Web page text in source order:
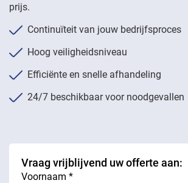
prijs.
Continuïteit van jouw bedrijfsproces
Hoog veiligheidsniveau
Efficiënte en snelle afhandeling
24/7 beschikbaar voor noodgevallen
Vraag vrijblijvend uw offerte aan:
Voornaam *